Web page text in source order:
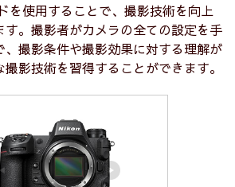
を使用することで、撮影技術を向上
す。撮影者がカメラの全ての設定を手
、撮影条件や撮影効果に対する理解が
影技術を習得することができます。